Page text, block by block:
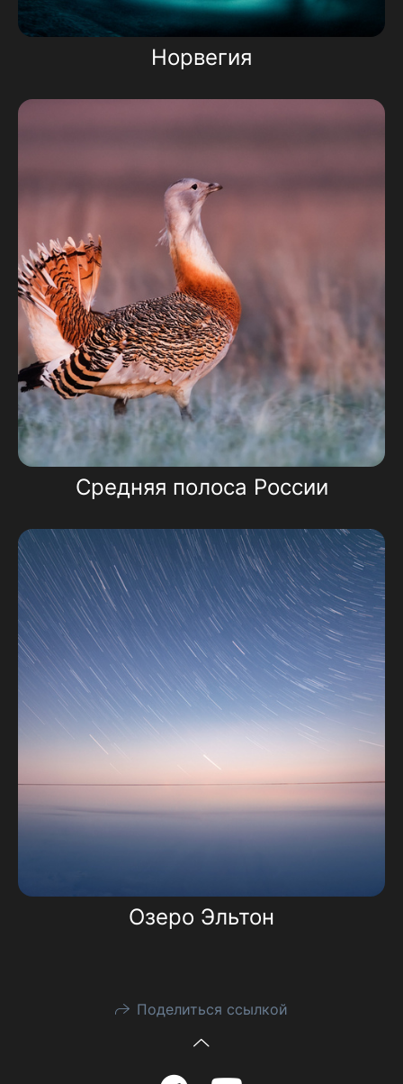
Норвегия
Средняя полоса России
Озеро Эльтон
Поделиться ссылкой